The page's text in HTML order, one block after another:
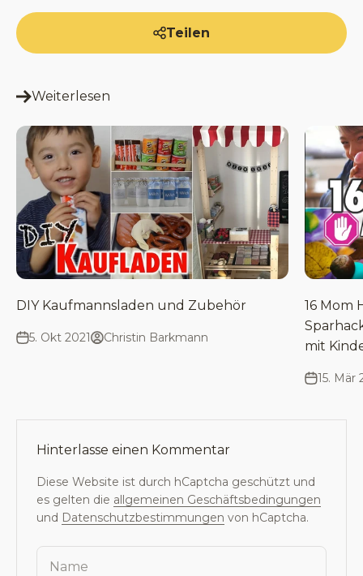
Teilen
Weiterlesen
DIY Kaufmannsladen und Zubehör
5. Okt 2021 Christin Barkmann
16 Mom
mit
15. Mär
Hinterlasse einen Kommentar
Diese Website ist durch hCaptcha geschützt und
es gelten die allgemeinen Geschäftsbedingungen
und Datenschutzbestimmungen von hCaptcha.
Name